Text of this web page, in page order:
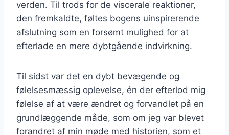
verden. Til trods for de viscerale reaktioner,
den fremkaldte, føltes bogens uinspirerende
afslutning som en forsømt mulighed for at
efterlade en mere dybtgående indvirkning.
Til sidst var det en dybt bevægende og
følelsesmæssig oplevelse, én der efterlod mig
følelse af at være ændret og forvandlet på en
grundlæggende måde, som om jeg var blevet
forandret af min møde med historien, som et